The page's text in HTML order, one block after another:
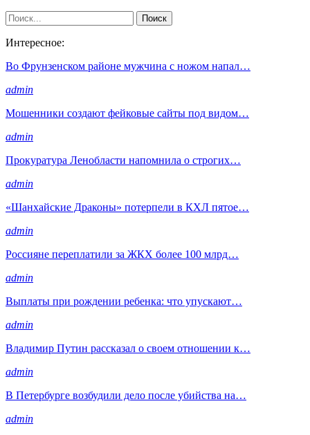
Интересное:
Во Фрунзенском районе мужчина с ножом напал…
admin
Мошенники создают фейковые сайты под видом…
admin
Прокуратура Ленобласти напомнила о строгих…
admin
«Шанхайские Драконы» потерпели в КХЛ пятое…
admin
Россияне переплатили за ЖКХ более 100 млрд…
admin
Выплаты при рождении ребенка: что упускают…
admin
Владимир Путин рассказал о своем отношении к…
admin
В Петербурге возбудили дело после убийства на…
admin